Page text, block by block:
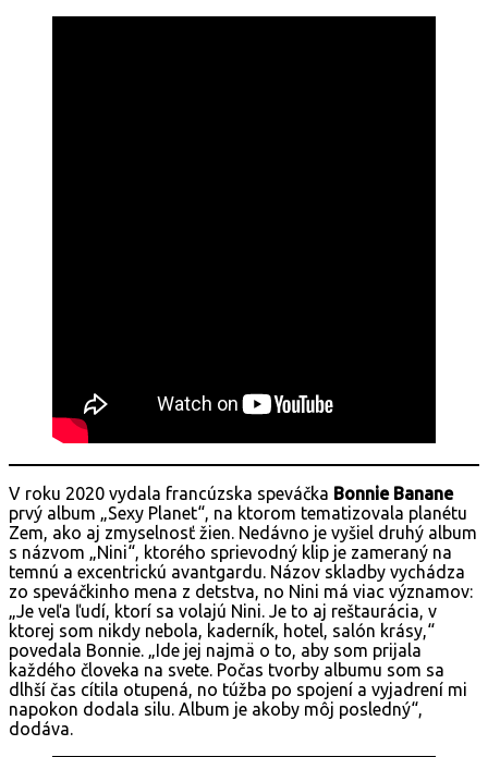
V roku 2020 vydala francúzska speváčka Bonnie Banane
prvý album „Sexy Planet“, na ktorom tematizovala planétu
Zem, ako aj zmyselnosť žien. Nedávno je vyšiel druhý album
s názvom „Nini“, ktorého sprievodný klip je zameraný na
temnú a excentrickú avantgardu. Názov skladby vychádza
zo speváčkinho mena z detstva, no Nini má viac významov:
„Je veľa ľudí, ktorí sa volajú Nini. Je to aj reštaurácia, v
ktorej som nikdy nebola, kaderník, hotel, salón krásy,“
povedala Bonnie. „Ide jej najmä o to, aby som prijala
každého človeka na svete. Počas tvorby albumu som sa
dlhší čas cítila otupená, no túžba po spojení a vyjadrení mi
napokon dodala silu. Album je akoby môj posledný“,
dodáva.